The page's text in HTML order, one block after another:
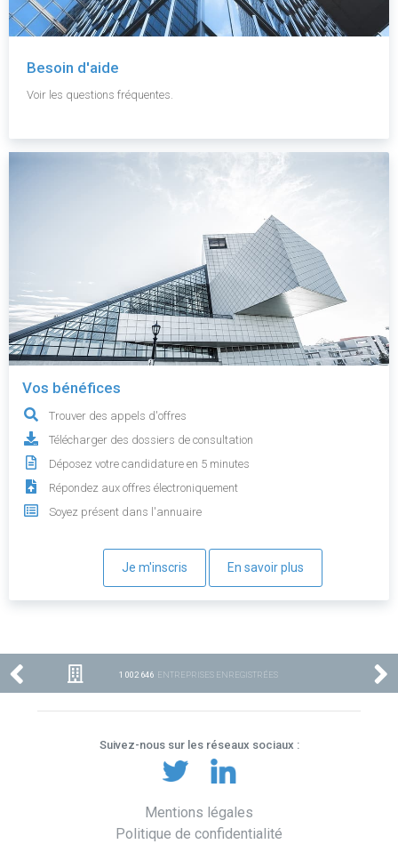
Besoin d'aide
Voir les questions fréquentes.
Vos bénéfices
Trouver des appels d'offres
Télécharger des dossiers de consultation
Déposez votre candidature en 5 minutes
Répondez aux offres électroniquement
Soyez présent dans l'annuaire
Je m'inscris En savoir plus
1 002 646 ENTREPRISES ENREGISTRÉES
Suivez-nous sur les réseaux sociaux :
Mentions légales
Politique de confidentialité